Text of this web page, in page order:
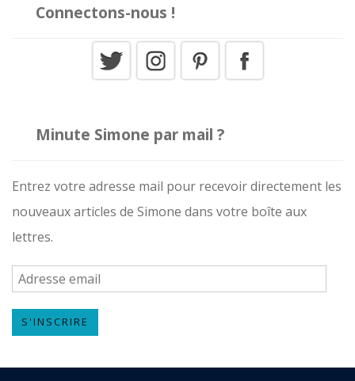
Connectons-nous !
Minute Simone par mail ?
Entrez votre adresse mail pour recevoir directement les
nouveaux articles de Simone dans votre boîte aux
lettres.
S'INSCRIRE